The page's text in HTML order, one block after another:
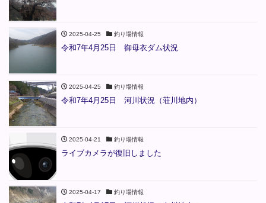
2025-04-25 釣り場情報
令和7年4月25日 御母衣ダム状況
2025-04-25 釣り場情報
令和7年4月25日 河川状況（荘川地内）
2025-04-21 釣り場情報
ライブカメラが復旧しました
2025-04-17 釣り場情報